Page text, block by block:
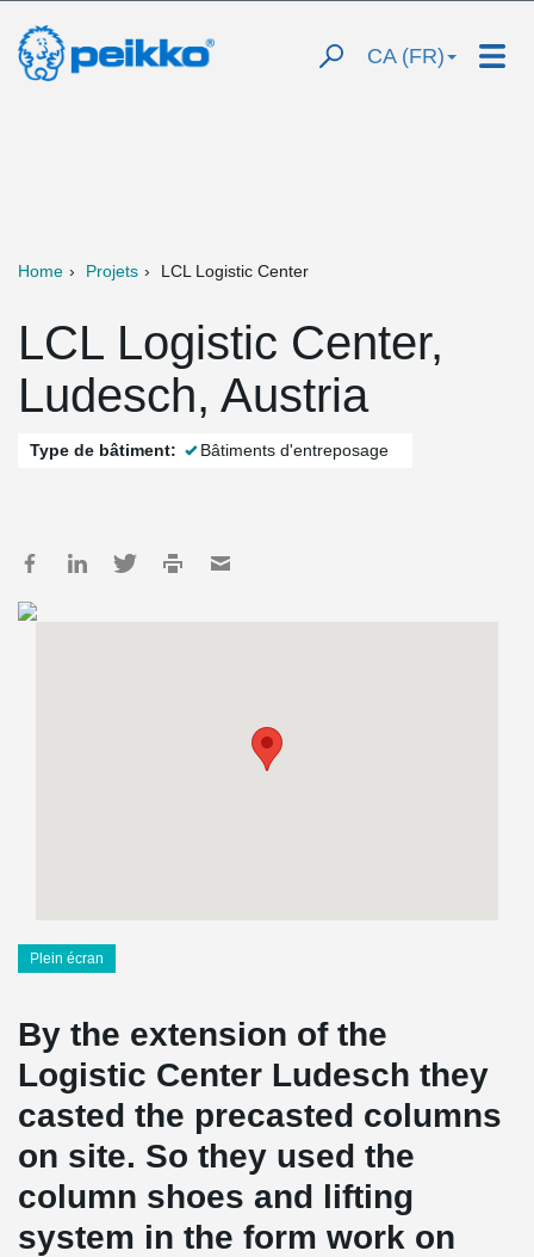
CA (FR)
Home Projets LCL Logistic Center
LCL Logistic Center,
Ludesch, Austria
Type de bâtiment: Bâtiments d'entreposage
Plein écran
By the extension of the
Logistic Center Ludesch they
casted the precasted columns
on site. So they used the
column shoes and lifting
system in the form work on